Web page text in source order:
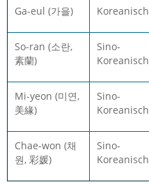
Ga-eul (가을) Koreanisch
So-ran (소란,
素蘭)
Sino-
Koreanisch
Mi-yeon (미연,
美緣)
Sino-
Koreanisch
Chae-won (채
원, 彩媛)
Sino-
Koreanisch